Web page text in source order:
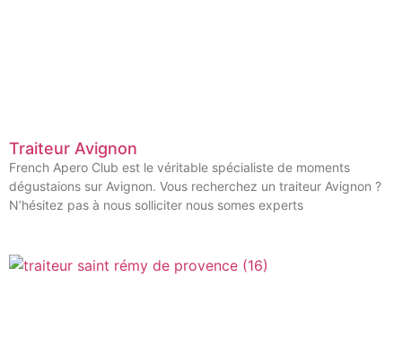
Traiteur Avignon
French Apero Club est le véritable spécialiste de moments
dégustaions sur Avignon. Vous recherchez un traiteur Avignon ?
N’hésitez pas à nous solliciter nous somes experts